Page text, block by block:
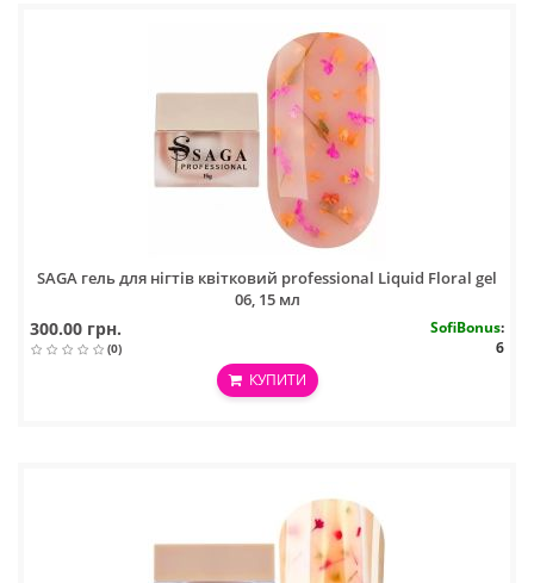
SAGA гель для нігтів квітковий professional Liquid Floral gel
06, 15 мл
300.00 грн.
(0)
SofiBonus:
6
КУПИТИ